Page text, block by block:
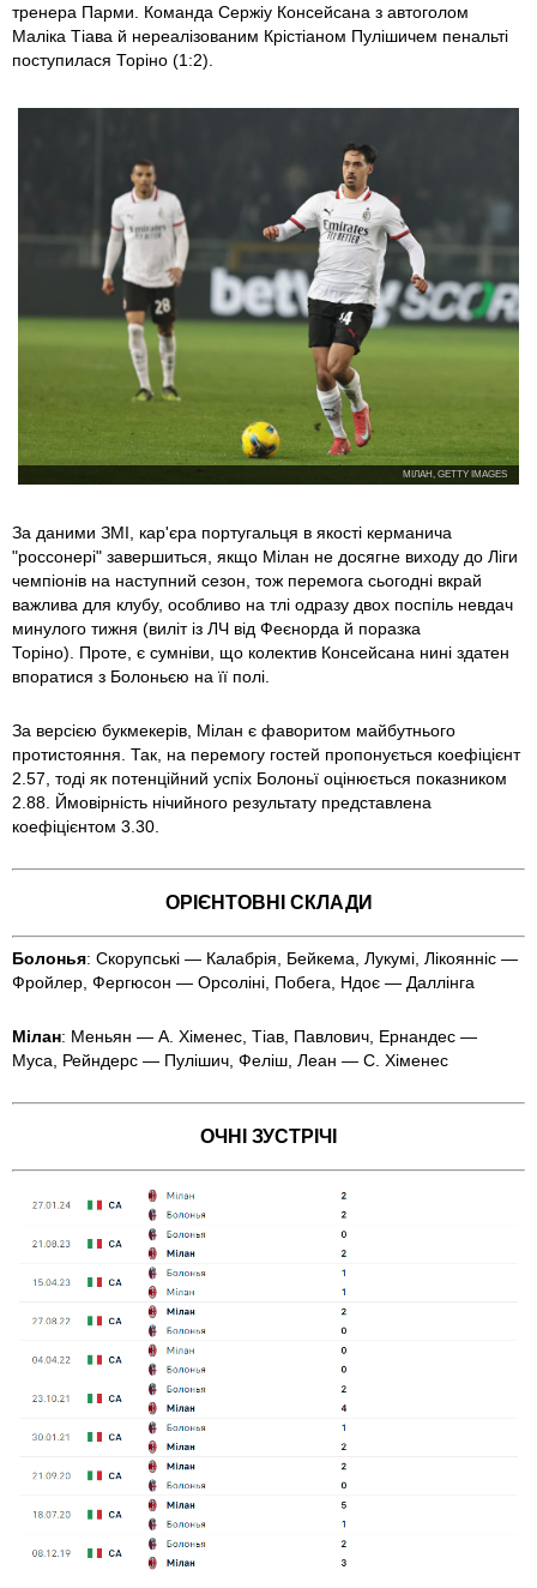
тренера Парми. Команда Сержіу Консейсана з автоголом
Маліка Тіава й нереалізованим Крістіаном Пулішичем пенальті
поступилася Торіно (1:2).
МІЛАН, GETTY IMAGES
За даними ЗМІ, кар'єра португальця в якості керманича
"россонері" завершиться, якщо Мілан не досягне виходу до Ліги
чемпіонів на наступний сезон, тож перемога сьогодні вкрай
важлива для клубу, особливо на тлі одразу двох поспіль невдач
минулого тижня (виліт із ЛЧ від Феєнорда й поразка
Торіно). Проте, є сумніви, що колектив Консейсана нині здатен
впоратися з Болоньєю на її полі.
За версією букмекерів, Мілан є фаворитом майбутнього
протистояння. Так, на перемогу гостей пропонується коефіцієнт
2.57, тоді як потенційний успіх Болоньї оцінюється показником
2.88. Ймовірність нічийного результату представлена
коефіцієнтом 3.30.
ОРІЄНТОВНІ СКЛАДИ
Болонья: Скорупські — Калабрія, Бейкема, Лукумі, Лікоянніс —
Фройлер, Фергюсон — Орсоліні, Побега, Ндоє — Даллінга
Мілан: Меньян — А. Хіменес, Тіав, Павлович, Ернандес —
Муса, Рейндерс — Пулішич, Феліш, Леан — С. Хіменес
ОЧНІ ЗУСТРІЧІ